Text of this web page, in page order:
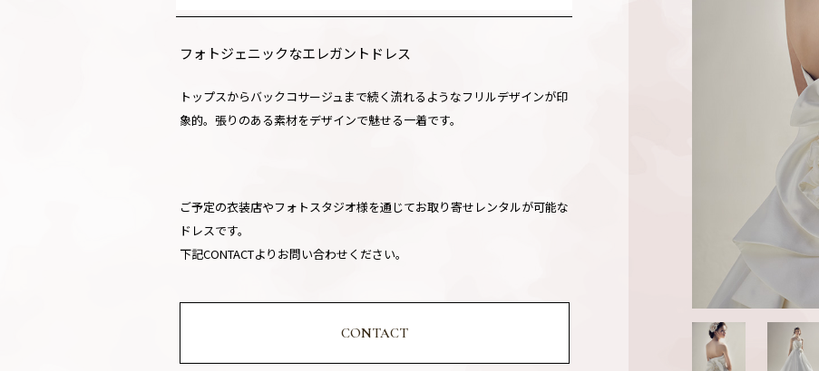
フォトジェニックなエレガントドレス
トップスからバックコサージュまで続く流れるようなフリルデザインが印
象的。張りのある素材をデザインで魅せる一着です。
ご予定の衣装店やフォトスタジオ様を通じてお取り寄せレンタルが可能な
ドレスです。
下記CONTACTよりお問い合わせください。
CONTACT